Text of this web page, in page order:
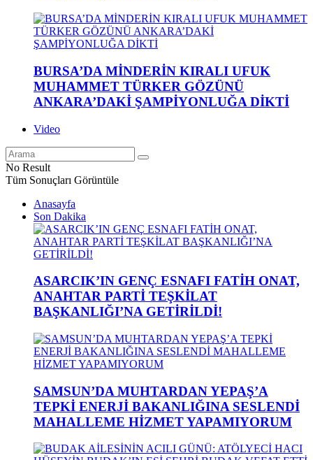
BURSA’DA MİNDERİN KIRALI UFUK
MUHAMMET TÜRKER GÖZÜNÜ
ANKARA’DAKİ ŞAMPİYONLUĞA DİKTİ
Video
No Result
Tüm Sonuçları Görüntüle
Anasayfa
Son Dakika
ASARCIK’IN GENÇ ESNAFI FATİH ONAT,
ANAHTAR PARTİ TEŞKİLAT
BAŞKANLIĞI’NA GETİRİLDİ!
SAMSUN’DA MUHTARDAN YEPAŞ’A
TEPKİ ENERJİ BAKANLIĞINA SESLENDİ
MAHALLEME HİZMET YAPAMIYORUM